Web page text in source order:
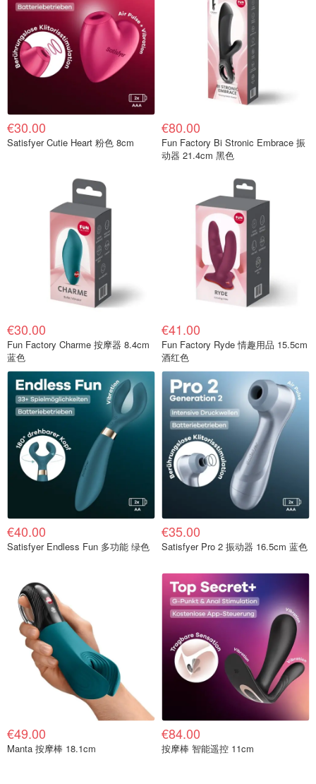
€30.00
Satisfyer Cutie Heart 粉色 8cm
€80.00
Fun Factory Bi Stronic Embrace 振
动器 21.4cm 黑色
€30.00
Fun Factory Charme 按摩器 8.4cm
蓝色
€41.00
Fun Factory Ryde 情趣用品 15.5cm
酒红色
€40.00
Satisfyer Endless Fun 多功能 绿色
€35.00
Satisfyer Pro 2 振动器 16.5cm 蓝色
€49.00
Manta 按摩棒 18.1cm
€84.00
按摩棒 智能遥控 11cm